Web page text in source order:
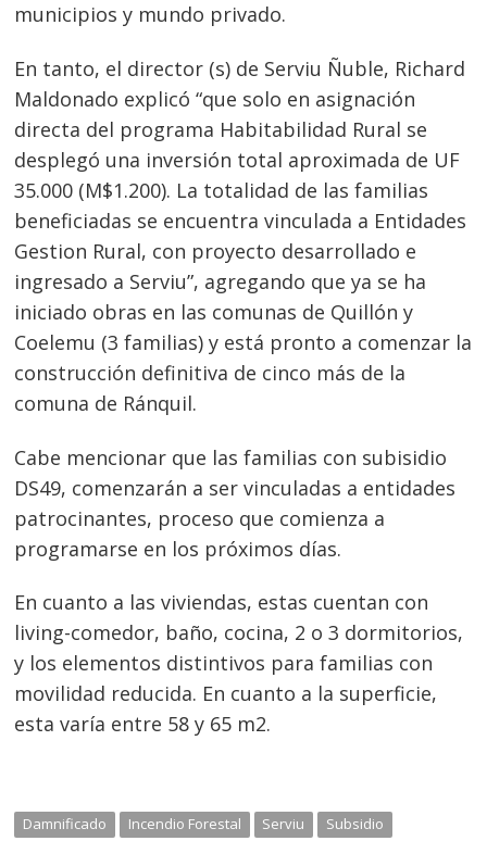
municipios y mundo privado.
En tanto, el director (s) de Serviu Ñuble, Richard
Maldonado explicó “que solo en asignación
directa del programa Habitabilidad Rural se
desplegó una inversión total aproximada de UF
35.000 (M$1.200). La totalidad de las familias
beneficiadas se encuentra vinculada a Entidades
Gestion Rural, con proyecto desarrollado e
ingresado a Serviu”, agregando que ya se ha
iniciado obras en las comunas de Quillón y
Coelemu (3 familias) y está pronto a comenzar la
construcción definitiva de cinco más de la
comuna de Ránquil.
Cabe mencionar que las familias con subisidio
DS49, comenzarán a ser vinculadas a entidades
patrocinantes, proceso que comienza a
programarse en los próximos días.
En cuanto a las viviendas, estas cuentan con
living-comedor, baño, cocina, 2 o 3 dormitorios,
y los elementos distintivos para familias con
movilidad reducida. En cuanto a la superficie,
esta varía entre 58 y 65 m2.
Damnificado Incendio Forestal Serviu
Subsidio